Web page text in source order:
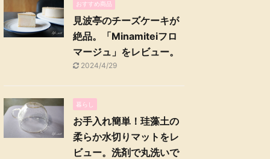
おすすめ商品
見波亭のチーズケーキが
絶品。「Minamiteiフロ
マージュ」をレビュー。
2024/4/29
暮らし
お手入れ簡単！珪藻土の
柔らか水切りマットをレ
ビュー。洗剤で丸洗いで